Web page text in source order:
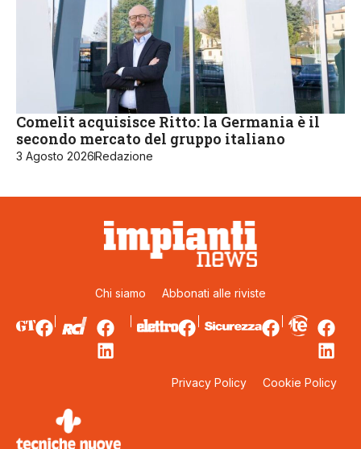
Comelit acquisisce Ritto: la Germania è il
secondo mercato del gruppo italiano
3 Agosto 2026Redazione
Chi siamo Abbonati alle riviste
Privacy Policy Cookie Policy